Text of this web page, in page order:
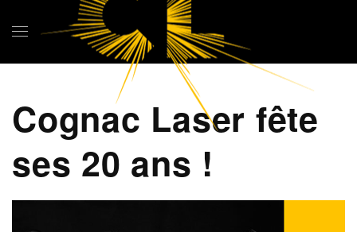
Skip to main content
Cognac Laser fête
ses 20 ans !